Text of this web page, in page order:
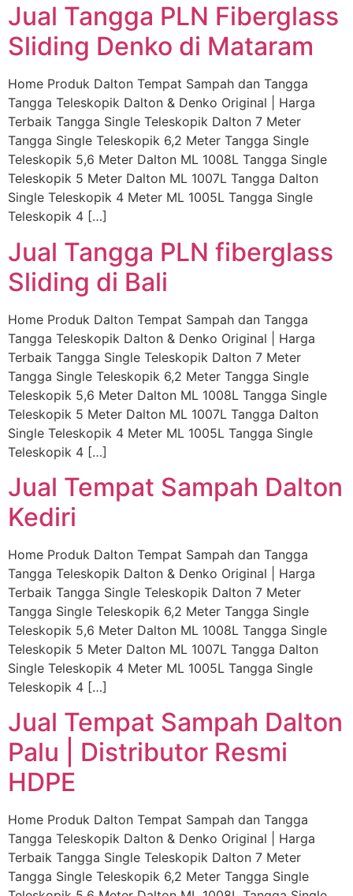
Jual Tangga PLN Fiberglass
Sliding Denko di Mataram
Home Produk Dalton Tempat Sampah dan Tangga
Tangga Teleskopik Dalton & Denko Original | Harga
Terbaik Tangga Single Teleskopik Dalton 7 Meter
Tangga Single Teleskopik 6,2 Meter Tangga Single
Teleskopik 5,6 Meter Dalton ML 1008L Tangga Single
Teleskopik 5 Meter Dalton ML 1007L Tangga Dalton
Single Teleskopik 4 Meter ML 1005L Tangga Single
Teleskopik 4 […]
Jual Tangga PLN fiberglass
Sliding di Bali
Home Produk Dalton Tempat Sampah dan Tangga
Tangga Teleskopik Dalton & Denko Original | Harga
Terbaik Tangga Single Teleskopik Dalton 7 Meter
Tangga Single Teleskopik 6,2 Meter Tangga Single
Teleskopik 5,6 Meter Dalton ML 1008L Tangga Single
Teleskopik 5 Meter Dalton ML 1007L Tangga Dalton
Single Teleskopik 4 Meter ML 1005L Tangga Single
Teleskopik 4 […]
Jual Tempat Sampah Dalton
Kediri
Home Produk Dalton Tempat Sampah dan Tangga
Tangga Teleskopik Dalton & Denko Original | Harga
Terbaik Tangga Single Teleskopik Dalton 7 Meter
Tangga Single Teleskopik 6,2 Meter Tangga Single
Teleskopik 5,6 Meter Dalton ML 1008L Tangga Single
Teleskopik 5 Meter Dalton ML 1007L Tangga Dalton
Single Teleskopik 4 Meter ML 1005L Tangga Single
Teleskopik 4 […]
Jual Tempat Sampah Dalton
Palu | Distributor Resmi
HDPE
Home Produk Dalton Tempat Sampah dan Tangga
Tangga Teleskopik Dalton & Denko Original | Harga
Terbaik Tangga Single Teleskopik Dalton 7 Meter
Tangga Single Teleskopik 6,2 Meter Tangga Single